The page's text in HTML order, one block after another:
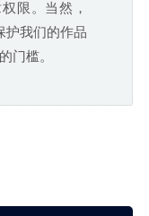
限。当然，
护我们的作品
门槛。